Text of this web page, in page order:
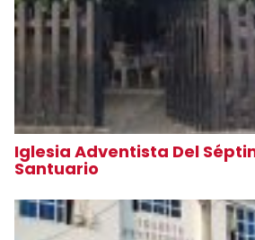
Iglesia Adventista Del
Santuario